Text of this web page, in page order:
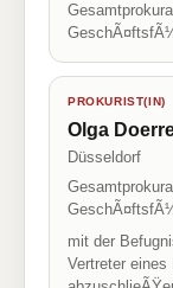
PROKURIST(IN)
Olga
Düsseldorf
mit der
Vertreter